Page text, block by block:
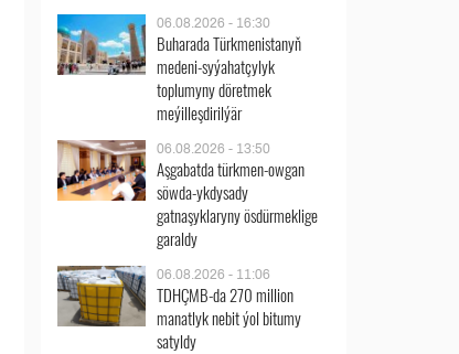
06.08.2026 - 16:30
Buharada Türkmenistanyň
medeni-syýahatçylyk
toplumyny döretmek
meýilleşdirilýär
06.08.2026 - 13:50
Aşgabatda türkmen-owgan
söwda-ykdysady
gatnaşyklaryny ösdürmeklige
garaldy
06.08.2026 - 11:06
TDHÇMB-da 270 million
manatlyk nebit ýol bitumy
satyldy